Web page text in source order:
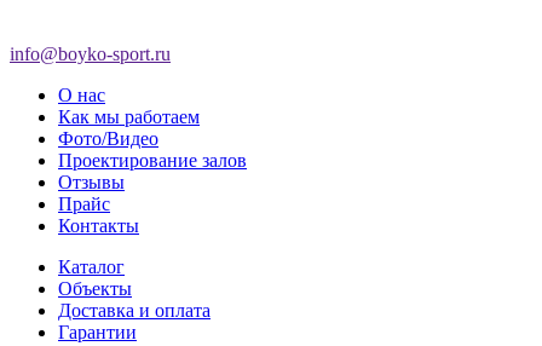
info@boyko-sport.ru
О нас
Как мы работаем
Фото/Видео
Проектирование залов
Отзывы
Прайс
Контакты
Каталог
Объекты
Доставка и оплата
Гарантии